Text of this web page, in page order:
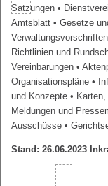
Satzungen •
Amtsblatt • Gesetze
Richtlinien und
Vereinbarungen •
Organisationspläne •
und Konzepte •
Meldungen und
Ausschüsse •
Stand: 26.06.2023